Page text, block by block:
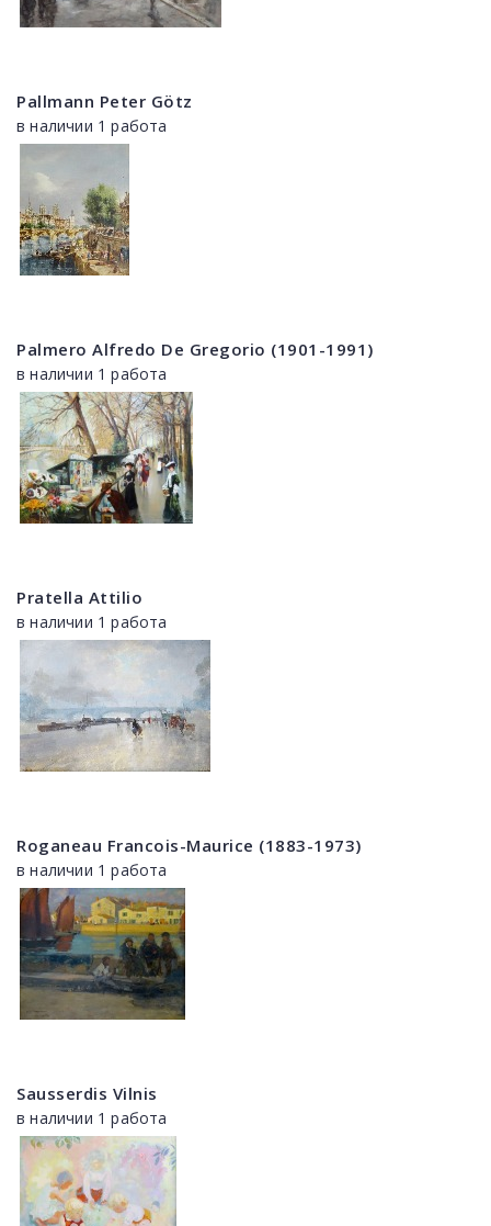
Pallmann Peter Götz
в наличии 1 работа
Palmero Alfredo De Gregorio (1901-1991)
в наличии 1 работа
Pratella Attilio
в наличии 1 работа
Roganeau Francois-Maurice (1883-1973)
в наличии 1 работа
Sausserdis Vilnis
в наличии 1 работа